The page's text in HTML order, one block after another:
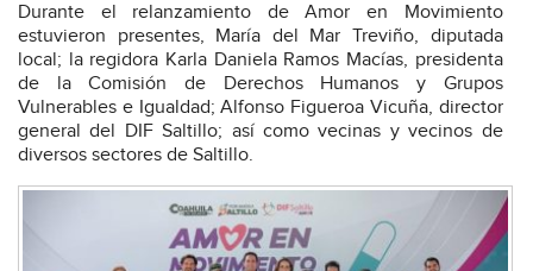
Durante el relanzamiento de Amor en Movimiento
estuvieron presentes, María del Mar Treviño, diputada
local; la regidora Karla Daniela Ramos Macías, presidenta
de la Comisión de Derechos Humanos y Grupos
Vulnerables e Igualdad; Alfonso Figueroa Vicuña, director
general del DIF Saltillo; así como vecinas y vecinos de
diversos sectores de Saltillo.